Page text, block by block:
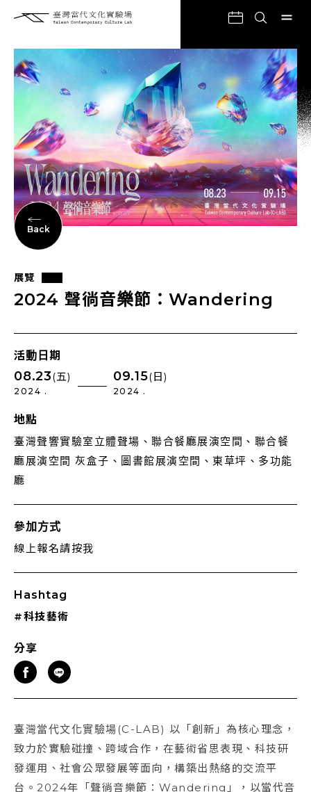
Back
展覽
2024 聲徜音樂節：Wandering
活動日期
08.23(五)
2024 .
09.15(日)
2024 .
地點
臺灣聲響實驗室立體聲場、聯合餐廳展演空間、聯合餐
廳展演空間 灰盒子、圖書館展演空間、東草坪、多功能
廳
參加方式
線上報名請按我
Hashtag
#科技藝術
分享
臺灣當代文化實驗場(C-LAB) 以「創新」為核心理念，
致力於實驗碰撞、跨域合作，在藝術省思表現、科技研
發運用、社會公眾發展等面向，構築出熱絡的交流平
台。2024年「聲徜音樂節：Wandering」，以當代音